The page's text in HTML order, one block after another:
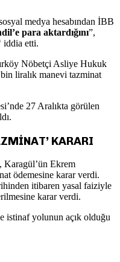
medya hesabından İBB
para aktardığını”,
iddia etti.
Nöbetçi Asliye Hukuk
liralık manevi tazminat
27 Aralıkta görülen
KARARI
Karagül’ün Ekrem
ödemesine karar verdi.
itibaren yasal faiziyle
karar verdi.
istinaf yolunun açık olduğu